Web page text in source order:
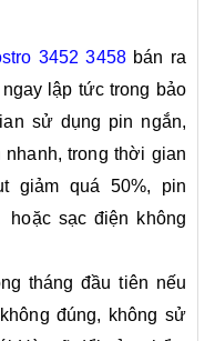
3452 3458bán ra
lập tức trong bảo
sử dụng pin ngắn,
trong thời gian
giảm quá 50%, pin
hoặc sạc điện không
tháng đầu tiên nếu
đúng, không sử